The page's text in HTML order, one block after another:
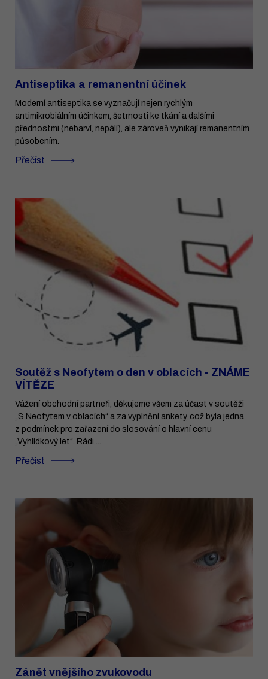
Antiseptika a remanentní účinek
Moderní antiseptika se vyznačují nejen rychlým
antimikrobiálním účinkem, šetrnosti ke tkání a dalšími
přednostmi (nebarví, nepálí), ale zároveň vynikají remanentním
působením.
Přečíst
Soutěž s Neofytem o den v oblacích - ZNÁME
VÍTĚZE
Vážení obchodní partneři, děkujeme všem za účast v soutěži
„S Neofytem v oblacích“ a za vyplnění ankety, což byla jedna
z podmínek pro zařazení do slosování o hlavní cenu
„Vyhlídkový let“. Rádi ...
Přečíst
Zánět vnějšího zvukovodu